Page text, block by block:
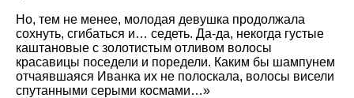
Но, тем не менее, молодая девушка продолжала
сохнуть, сгибаться и… седеть. Да-да, некогда густые
каштановые с золотистым отливом волосы
красавицы поседели и поредели. Каким бы шампунем
отчаявшаяся Иванка их не полоскала, волосы висели
спутанными серыми космами…»